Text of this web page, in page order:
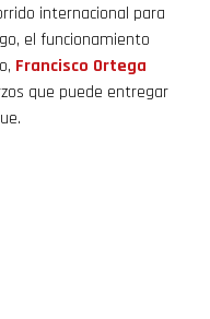
internacional para
el funcionamiento
Francisco Ortega
que puede entregar